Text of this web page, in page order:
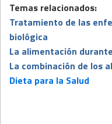
Temas relacionados:
Tratamiento de las
biológica
La alimentación
La combinación de los
Dieta para la Salud